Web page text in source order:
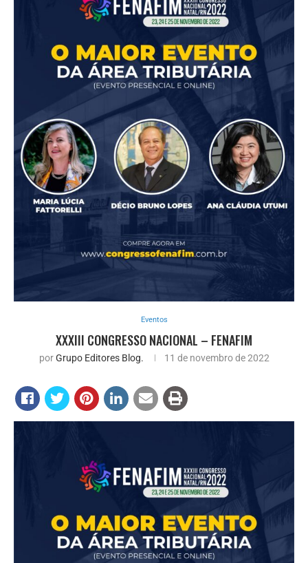
Eventos
XXXIII CONGRESSO NACIONAL – FENAFIM
porGrupo Editores Blog. 11 de novembro de 2022